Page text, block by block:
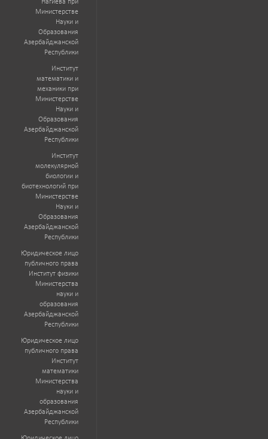
Нагиева при
Министерстве
Науки и
Образования
Азербайджанской
Республики
Институт
математики и
механики при
Министерстве
Науки и
Образования
Азербайджанской
Республики
Институт
молекулярной
биологии и
биотехнологий при
Министерстве
Науки и
Образования
Азербайджанской
Республики
Юридическое лицо
публичного права
Институт физики
Министерства
науки и
образования
Азербайджанской
Республики
Юридическое лицо
публичного права
Институт
математики
Министерства
науки и
образования
Азербайджанской
Республики